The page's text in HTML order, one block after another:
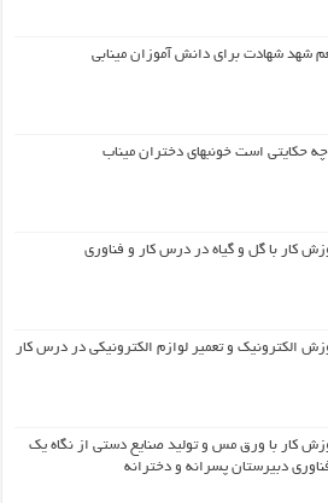
شهد شهادت برای دانش آموزان مینابی
حکایتی است خونبهای دختران میناب
کار با گل و گیاه در درس کار و فناوری
الکترونیک و تعمیر لوازم الکترونیکی در درس کار
کار با ورق مس و تولید صنایع دستی از نگاه یک
دبیرستان پسرانه و دخترانه